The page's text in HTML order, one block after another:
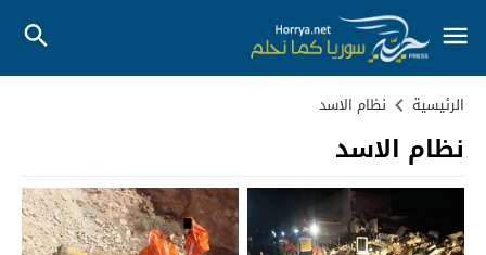
الرئيسية نظام الاسد
نظام الاسد